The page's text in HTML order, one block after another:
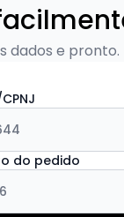
dados e pronto.
do pedido